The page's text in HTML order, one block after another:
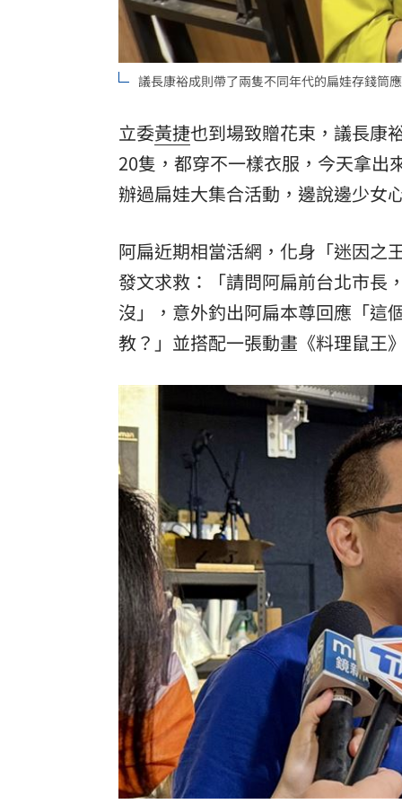
議長康裕成則帶了兩隻不同年代的扁娃存錢筒
立委黃捷也到場致贈花束，議長康
20隻，都穿不一樣衣服，今天拿出
辦過扁娃大集合活動，邊說邊少女
阿扁近期相當活網，化身「迷因之
發文求救：「請問阿扁前台北市長
沒」，意外釣出阿扁本尊回應「這
教？」並搭配一張動畫《料理鼠王